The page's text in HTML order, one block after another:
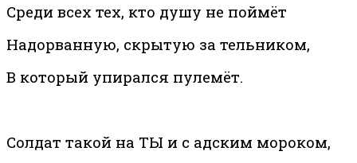
Среди всех тех, кто душу не поймёт
Надорванную, скрытую за тельником,
В который упирался пулемёт.
Солдат такой на ТЫ и с адским мороком,